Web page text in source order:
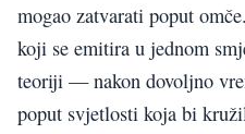
mogao zatvarati poput
koji se emitira u jednom
teoriji — nakon dovoljno
poput svjetlosti koja bi